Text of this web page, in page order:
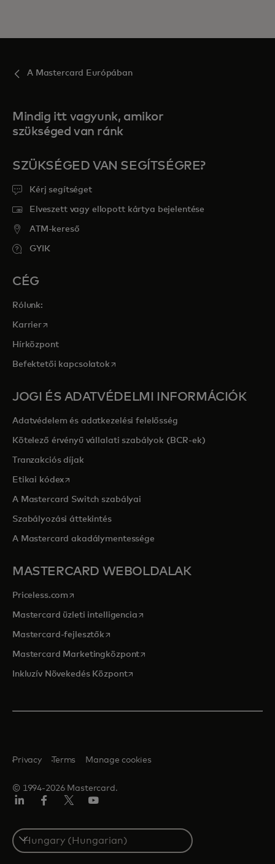
A Mastercard Európában
Mindig itt vagyunk, amikor
szükséged van ránk
SZÜKSÉGED VAN SEGÍTSÉGRE?
Kérj segítséget
Elveszett vagy ellopott kártya bejelentése
ATM-kereső
GYIK
CÉG
Rólunk:
Karrieropens in a new tab
Hírközpont
Befektetői kapcsolatokopens in a new tab
JOGI ÉS ADATVÉDELMI INFORMÁCIÓK
Adatvédelem és adatkezelési felelősség
Kötelező érvényű vállalati szabályok (BCR-ek)
Tranzakciós díjak
Etikai kódexopens in a new tab
A Mastercard Switch szabályai
Szabályozási áttekintés
A Mastercard akadálymentessége
MASTERCARD WEBOLDALAK
Priceless.com opens in a new tab
Mastercard üzleti intelligenciaopens in a new tab
Mastercard-fejlesztők opens in a new tab
Mastercard Marketingközpontopens in a new tab
Inkluzív Növekedés Központopens in a new tab
© 1994-2026 Mastercard.
Privacy Terms Manage cookies
Select
a
country